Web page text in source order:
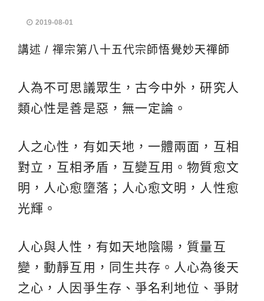
2019-08-01
講述 / 禪宗第八十五代宗師悟覺妙天禪師
人為不可思議眾生，古今中外，研究人
類心性是善是惡，無一定論。
人之心性，有如天地，一體兩面，互相
對立，互相矛盾，互變互用。物質愈文
明，人心愈墮落；人心愈文明，人性愈
光輝。
人心與人性，有如天地陰陽，質量互
變，動靜互用，同生共存。人心為後天
之心，人因爭生存、爭名利地位、爭財